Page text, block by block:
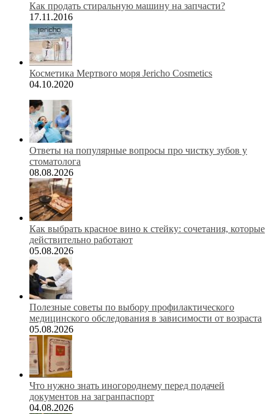
Как продать стиральную машину на запчасти?
17.11.2016
Косметика Мертвого моря Jericho Cosmetics
04.10.2020
Ответы на популярные вопросы про чистку зубов у
стоматолога
08.08.2026
Как выбрать красное вино к стейку: сочетания, которые
действительно работают
05.08.2026
Полезные советы по выбору профилактического
медицинского обследования в зависимости от возраста
05.08.2026
Что нужно знать иногороднему перед подачей
документов на загранпаспорт
04.08.2026